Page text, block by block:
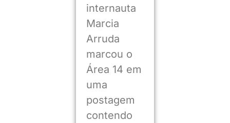
internauta
Marcia
Arruda
marcou o
Área 14 em
uma
postagem
contendo